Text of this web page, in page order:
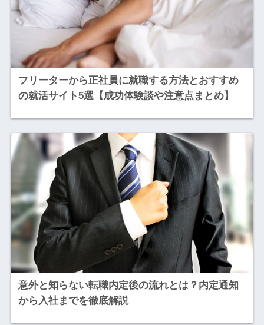
フリーターから正社員に就職する方法とおすすめ
の就活サイト5選【成功体験談や注意点まとめ】
意外と知らない転職内定後の流れとは？内定通知
から入社までを徹底解説